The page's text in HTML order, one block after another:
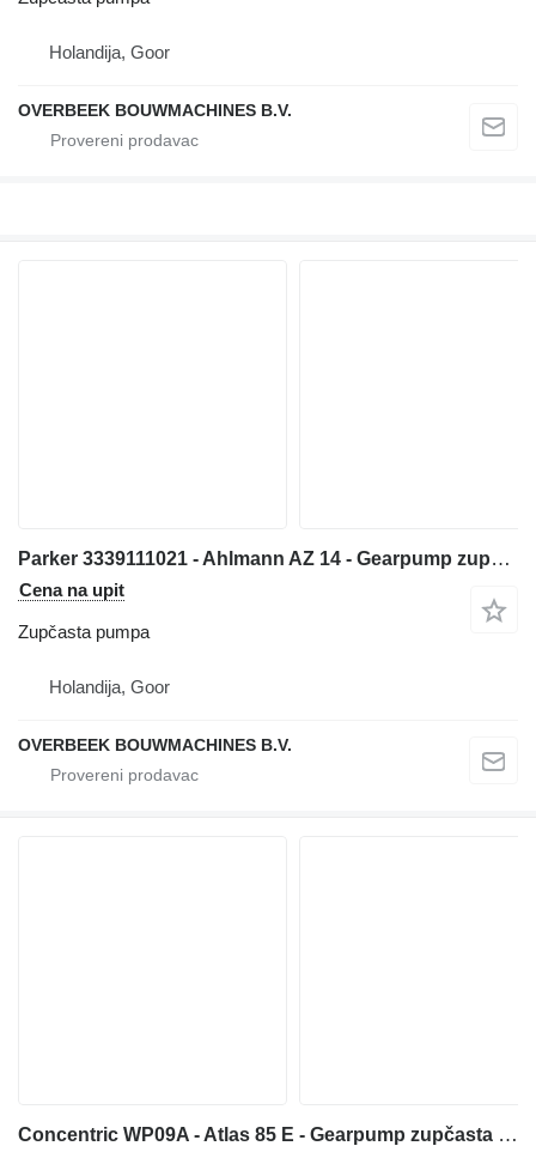
Holandija, Goor
OVERBEEK BOUWMACHINES B.V.
Parker 3339111021 - Ahlmann AZ 14 - Gearpump zupčasta pumpa za prednjeg utovarivača
Cena na upit
Zupčasta pumpa
Holandija, Goor
OVERBEEK BOUWMACHINES B.V.
Concentric WP09A - Atlas 85 E - Gearpump zupčasta pumpa za prednjeg utovarivača